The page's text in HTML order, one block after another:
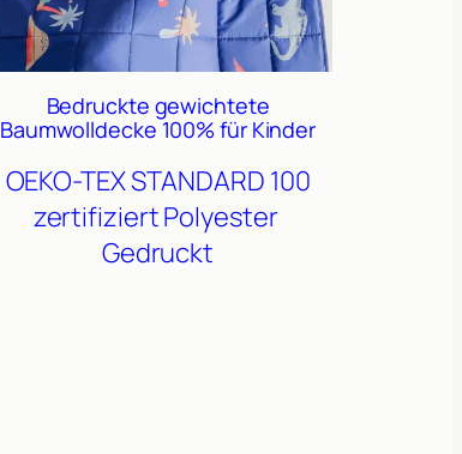
Bedruckte gewichtete
Baumwolldecke 100% für Kinder
OEKO-TEX STANDARD 100
zertifiziertPolyester
Gedruckt